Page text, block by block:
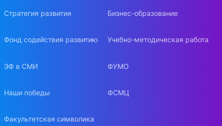
Стратегия развития
Фонд содействия развитию
ЭФ в СМИ
Наши победы
Факультетская символика
Бизнес-образование
Учебно-методическая работа
ФУМО
ФСМЦ